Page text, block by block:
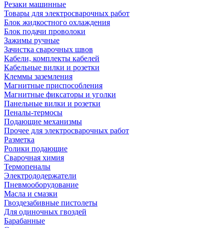
Резаки машинные
Товары для электросварочных работ
Блок жидкостного охлаждения
Блок подачи проволоки
Зажимы ручные
Зачистка сварочных швов
Кабели, комплекты кабелей
Кабельные вилки и розетки
Клеммы заземления
Магнитные приспособления
Магнитные фиксаторы и уголки
Панельные вилки и розетки
Пеналы-термосы
Подающие механизмы
Прочее для электросварочных работ
Разметка
Ролики подающие
Сварочная химия
Термопеналы
Электрододержатели
Пневмооборудование
Масла и смазки
Гвоздезабивные пистолеты
Для одиночных гвоздей
Барабанные